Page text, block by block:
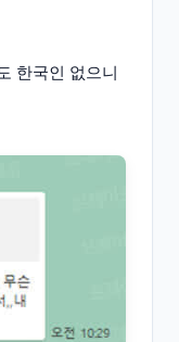
한국인 없으니